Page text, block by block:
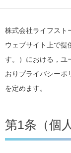
株式会社ライフスト
ウェブサイト上で提
す。）における，ユ
おりプライバシーポ
を定めます。
第1条（個